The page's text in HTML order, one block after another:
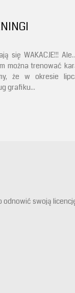
się WAKACJE!!!
można trenować
że w okresie
grafiku...
swoją